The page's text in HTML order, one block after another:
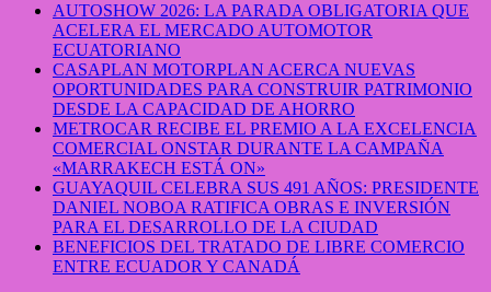
AUTOSHOW 2026: LA PARADA OBLIGATORIA QUE
ACELERA EL MERCADO AUTOMOTOR
ECUATORIANO
CASAPLAN MOTORPLAN ACERCA NUEVAS
OPORTUNIDADES PARA CONSTRUIR PATRIMONIO
DESDE LA CAPACIDAD DE AHORRO
METROCAR RECIBE EL PREMIO A LA EXCELENCIA
COMERCIAL ONSTAR DURANTE LA CAMPAÑA
«MARRAKECH ESTÁ ON»
GUAYAQUIL CELEBRA SUS 491 AÑOS: PRESIDENTE
DANIEL NOBOA RATIFICA OBRAS E INVERSIÓN
PARA EL DESARROLLO DE LA CIUDAD
BENEFICIOS DEL TRATADO DE LIBRE COMERCIO
ENTRE ECUADOR Y CANADÁ